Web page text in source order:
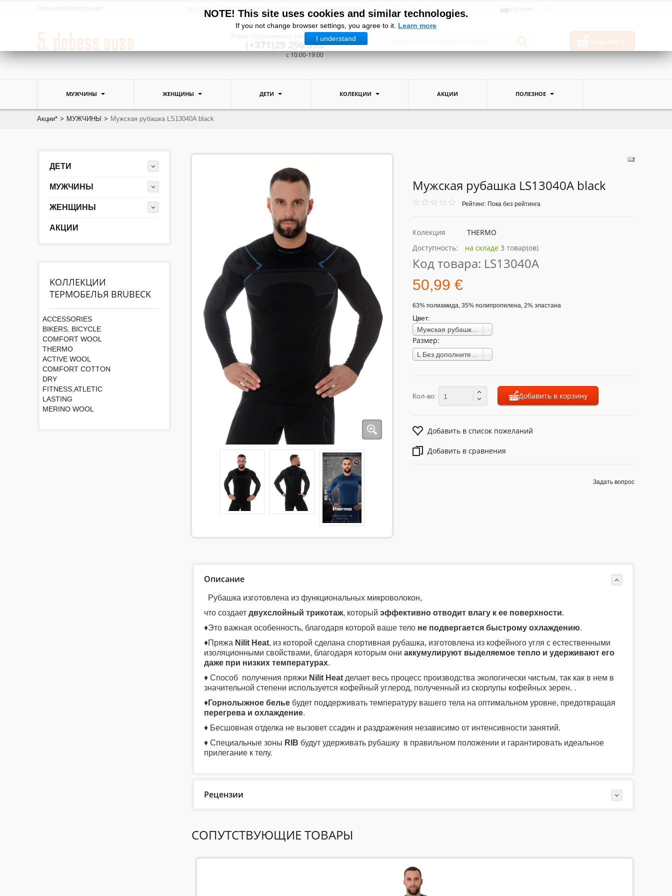
NOTE! This site uses cookies and similar technologies.
If you not change browser settings, you agree to it. Learn more
I understand
Мой счет Список заказов Корзина покупок
Отдел обслуживания клиентов:
(+371)29 296 393
c 10:00-19:00
Корзина 0
МУЖЧИНЫ ЖЕНЩИНЫ ДЕТИ КОЛЕКЦИИ АКЦИИ ПОЛЕЗНОЕ
Акции* > МУЖЧИНЫ > Мужская рубашка LS13040A black
Мужская рубашка LS13040A black
Рейтинг: Пока без рейтинга
Колекция
THERMO
Доступность:
на складе 3 товар(ов)
Код товара: LS13040A
50,99 €
63% полиамида, 35% полипропилена, 2% эластана
Цвет:
Размер:
Кол-во: Добавить в корзину
Добавить в список пожеланий
Добавить в сравнения
Задать вопрос
Описание
Рубашка изготовлена ​​из функциональных микроволокон,
что создает двухслойный трикотаж, который эффективно отводит влагу к ее поверхности.
♦Это важная особенность, благодаря которой ваше тело не подвергается быстрому охлаждению.
♦Пряжа Nilit Heat, из которой сделана спортивная рубашка, изготовлена из кофейного угля с естественными
изоляционными свойствами, благодаря которым они аккумулируют выделяемое тепло и удерживают его
даже при низких температурах.
♦ Способ получения пряжи Nilit Heat делает весь процесс производства экологически чистым, так как в нем в
значительной степени используется кофейный углерод, полученный из скорлупы кофейных зерен. .
♦Горнолыжное белье будет поддерживать температуру вашего тела на оптимальном уровне, предотвращая
перегрева и охлаждение.
♦ Бесшовная отделка не вызовет ссадин и раздражения независимо от интенсивности занятий.
♦ Специальные зоны RIB будут удерживать рубашку в правильном положении и гарантировать идеальное
прилегание к телу.
Рецензии
Еще нет отзывов об этом товаре.
СОПУТСТВУЮЩИЕ ТОВАРЫ
ДЕТИ
МУЖЧИНЫ
ЖЕНЩИНЫ
АКЦИИ
KОЛЛЕКЦИИ
ТЕРМОБЕЛЬЯ BRUBECK
ACCESSORIES
BIKERS, BICYCLE
COMFORT WOOL
THERMO
ACTIVE WOOL
COMFORT COTTON
DRY
FITNESS,ATLETIC
LASTING
MERINO WOOL